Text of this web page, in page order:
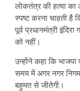
लोकतंत्र की हत्या का
स्पष्ट करना चाहती है
पूर्व प्रधानमंत्री
को नहीं।
उन्होंने कहा कि
समय में अगर नगर निगम
बहुमत से जीतेगी।